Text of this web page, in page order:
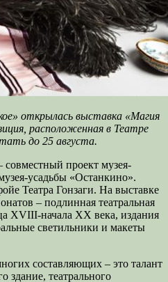
открылась выставка «Магия
расположенная в Театре
до 25 августа.
совместный проект музея-
усадьбы «Останкино».
Театра Гонзаги. На выставке
– подлинная театральная
XVIII-начала XX века, издания
светильники и макеты
составляющих – это талант
здание, театрального